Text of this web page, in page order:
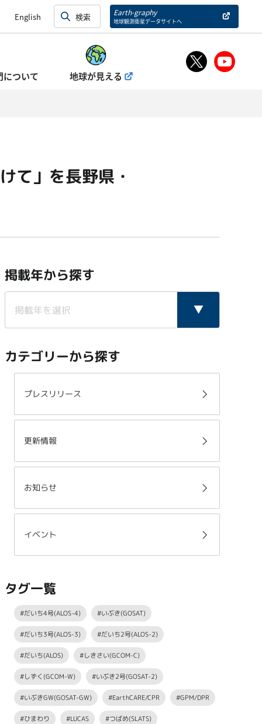
English Earth-graphy
地球観測衛星データサイトへ
について 地球が見える
て」を長野県・
掲載年から探す
カテゴリーから探す
プレスリリース
更新情報
お知らせ
イベント
タグ一覧
#だいち4号(ALOS-4) #いぶき(GOSAT)
#だいち3号(ALOS-3) #だいち2号(ALOS-2)
#だいち(ALOS) #しきさい(GCOM-C)
#しずく(GCOM-W) #いぶき2号(GOSAT-2)
#いぶきGW(GOSAT-GW) #EarthCARE/CPR #GPM/DPR
#ひまわり #LUCAS #つばめ(SLATS)